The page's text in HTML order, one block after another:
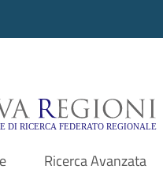
-
Ricerca Avanzata